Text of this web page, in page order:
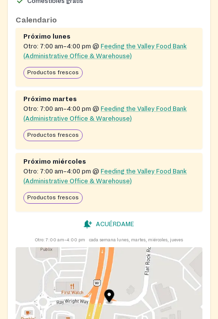
networks, it operates as a centralized source for
produce, and grocery products from national and local
retail donors, as well as USDA and GNAP commodities.
All collected food is inspected and inventoried at this
warehouse before redistribution. The organization
partners with more than 350 non-profit partner
agencies and churches—including soup kitchens, food
pantries, senior and youth centers, and other non-
profits—to provide food access to families
experiencing food insecurity across the service area.
Beyond partner agency distribution, it runs programs
including Mobile Pantry distributions serving more
than 12,000 families per month at rural sites with
limited grocery access, the Backpack Program filling
approximately 1,400 backpacks weekly with child-
friendly ready-to-eat foods, the Kids Cafe providing
meals and snacks to children, and senior meals
programming.
Calendario
Próximo lunes
Otro: 7:00 am–4:00 pm @ Feeding the Valley Food Bank
(Administrative Office & Warehouse)
Productos frescos
Próximo martes
Otro: 7:00 am–4:00 pm @ Feeding the Valley Food Bank
(Administrative Office & Warehouse)
Productos frescos
Próximo miércoles
Otro: 7:00 am–4:00 pm @ Feeding the Valley Food Bank
(Administrative Office & Warehouse)
Productos frescos
ACUÉRDAME
Otro: 7:00 am–4:00 pm cada semana lunes, martes, miércoles, jueves